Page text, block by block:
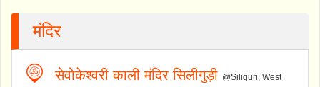
मंदिर
सेवोकेश्वरी काली मंदिर सिलीगुड़ी @Siliguri, West